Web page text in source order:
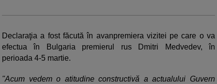
Declaraţia a fost făcută în avanpremiera vizitei pe care o va
efectua în Bulgaria premierul rus Dmitri Medvedev, în
perioada 4-5 martie.
"Acum vedem o atitudine constructivă a actualului Guvern